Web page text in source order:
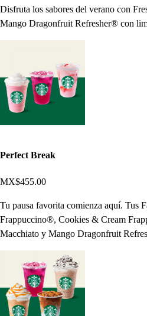
Disfruta los sabores del verano con
Mango Dragonfruit Refresher® con
Perfect Break
MX$455.00
Tu pausa favorita comienza aquí. Tus
Frappuccino®, Cookies & Cream
Macchiato y Mango Dragonfruit